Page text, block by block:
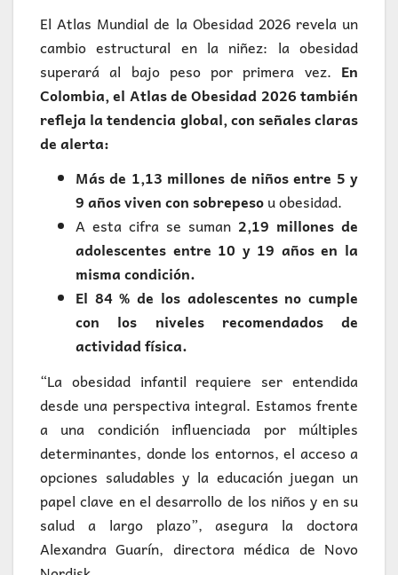
El Atlas Mundial de la Obesidad 2026 revela un
cambio estructural en la niñez: la obesidad
superará al bajo peso por primera vez. En
Colombia, el Atlas de Obesidad 2026 también
refleja la tendencia global, con señales claras
de alerta:
Más de 1,13 millones de niños entre 5 y
9 años viven con sobrepesou obesidad.
A esta cifra se suman 2,19 millones de
adolescentes entre 10 y 19 años en la
misma condición.
El 84 % de los adolescentes no cumple
con los niveles recomendados de
actividad física.
“La obesidad infantil requiere ser entendida
desde una perspectiva integral. Estamos frente
a una condición influenciada por múltiples
determinantes, donde los entornos, el acceso a
opciones saludables y la educación juegan un
papel clave en el desarrollo de los niños y en su
salud a largo plazo”, asegura la doctora
Alexandra Guarín, directora médica de Novo